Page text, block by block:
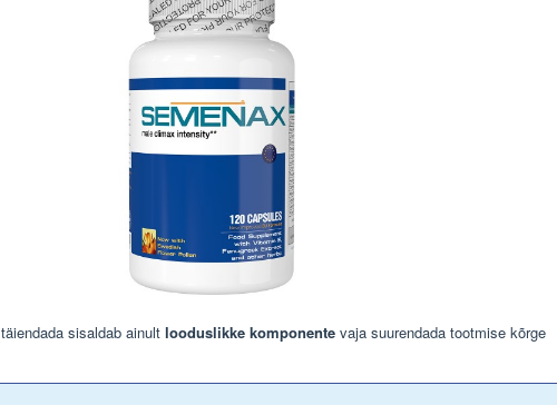
täiendada sisaldab ainult looduslikke komponente vaja suurendada tootmise kõrge